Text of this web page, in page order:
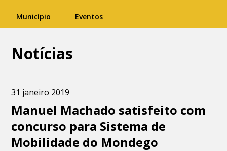
Município Eventos
Notícias
31 janeiro 2019
Manuel Machado satisfeito com
concurso para Sistema de
Mobilidade do Mondego